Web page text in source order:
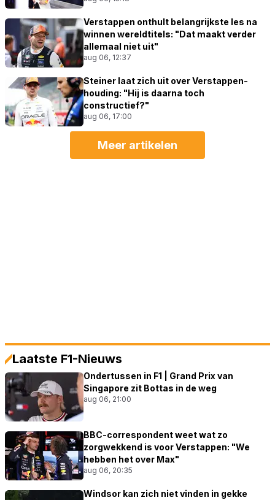
Verstappen onthult belangrijkste les na
winnen wereldtitels: "Dat maakt verder
allemaal niet uit"
aug 06, 12:37
Steiner laat zich uit over Verstappen-
houding: "Hij is daarna toch
constructief?"
aug 06, 17:00
Meer artikelen
Laatste F1-Nieuws
Ondertussen in F1 | Grand Prix van
Singapore zit Bottas in de weg
aug 06, 21:00
BBC-correspondent weet wat zo
zorgwekkend is voor Verstappen: "We
hebben het over Max"
aug 06, 20:35
Windsor kan zich niet vinden in gekke